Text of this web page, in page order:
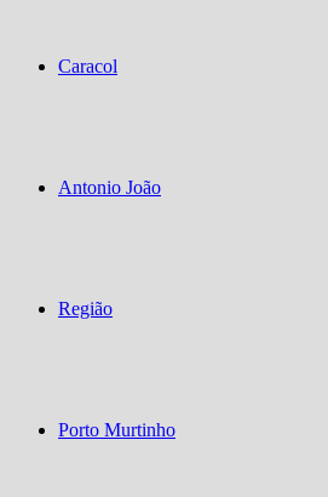
Caracol
Antonio João
Região
Porto Murtinho